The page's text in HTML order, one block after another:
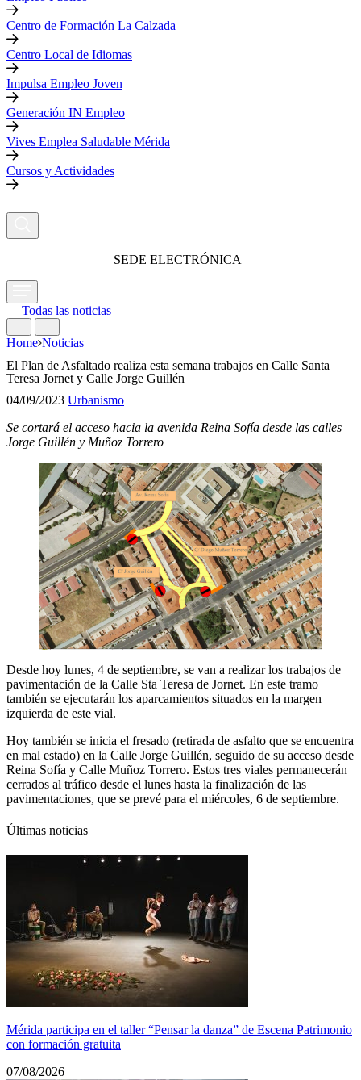
Centro de Formación La Calzada
Centro Local de Idiomas
Impulsa Empleo Joven
Generación IN Empleo
Vives Emplea Saludable Mérida
Cursos y Actividades
SEDE ELECTRÓNICA
Todas las noticias
Home Noticias
El Plan de Asfaltado realiza esta semana trabajos en Calle Santa
Teresa Jornet y Calle Jorge Guillén
04/09/2023 Urbanismo
Se cortará el acceso hacia la avenida Reina Sofía desde las calles
Jorge Guillén y Muñoz Torrero
Desde hoy lunes, 4 de septiembre, se van a realizar los trabajos de
pavimentación de la Calle Sta Teresa de Jornet. En este tramo
también se ejecutarán los aparcamientos situados en la margen
izquierda de este vial.
Hoy también se inicia el fresado (retirada de asfalto que se encuentra
en mal estado) en la Calle Jorge Guillén, seguido de su acceso desde
Reina Sofía y Calle Muñoz Torrero. Estos tres viales permanecerán
cerrados al tráfico desde el lunes hasta la finalización de las
pavimentaciones, que se prevé para el miércoles, 6 de septiembre.
Últimas noticias
Mérida participa en el taller “Pensar la danza” de Escena Patrimonio
con formación gratuita
07/08/2026